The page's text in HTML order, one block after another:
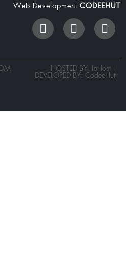
Web Development CODEEHUT
HOSTED BY: IpHost |
DEVELOPED BY: CodeeHut